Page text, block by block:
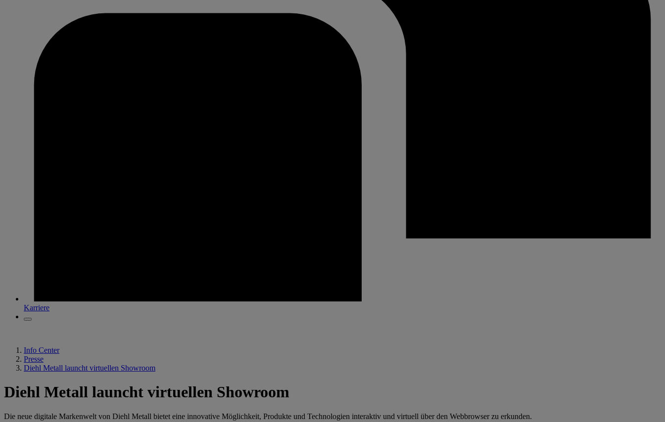
Karriere
Info Center
Presse
Diehl Metall launcht virtuellen Showroom
Diehl Metall launcht virtuellen Showroom
Die neue digitale Markenwelt von Diehl Metall bietet eine innovative Möglichkeit, Produkte und Technologien interaktiv und virtuell über den Webbrowser zu erkunden.